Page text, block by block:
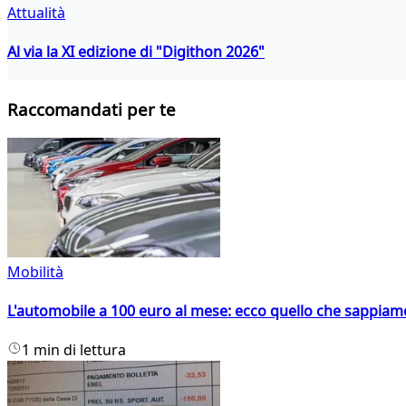
Attualità
Al via la XI edizione di "Digithon 2026"
Raccomandati per te
Mobilità
L'automobile a 100 euro al mese: ecco quello che
1 min di lettura